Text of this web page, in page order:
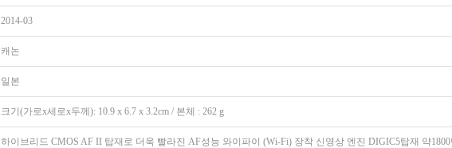
2014-03
캐논
일본
크기(가로x세로x두께): 10.9 x 6.7 x 3.2cm / 본체 : 262 g
하이브리드 CMOS AF II 탑재로 더욱 빨라진 AF성능 와이파이 (Wi-Fi) 장착 신영상 엔진 DIGIC5탑재 약